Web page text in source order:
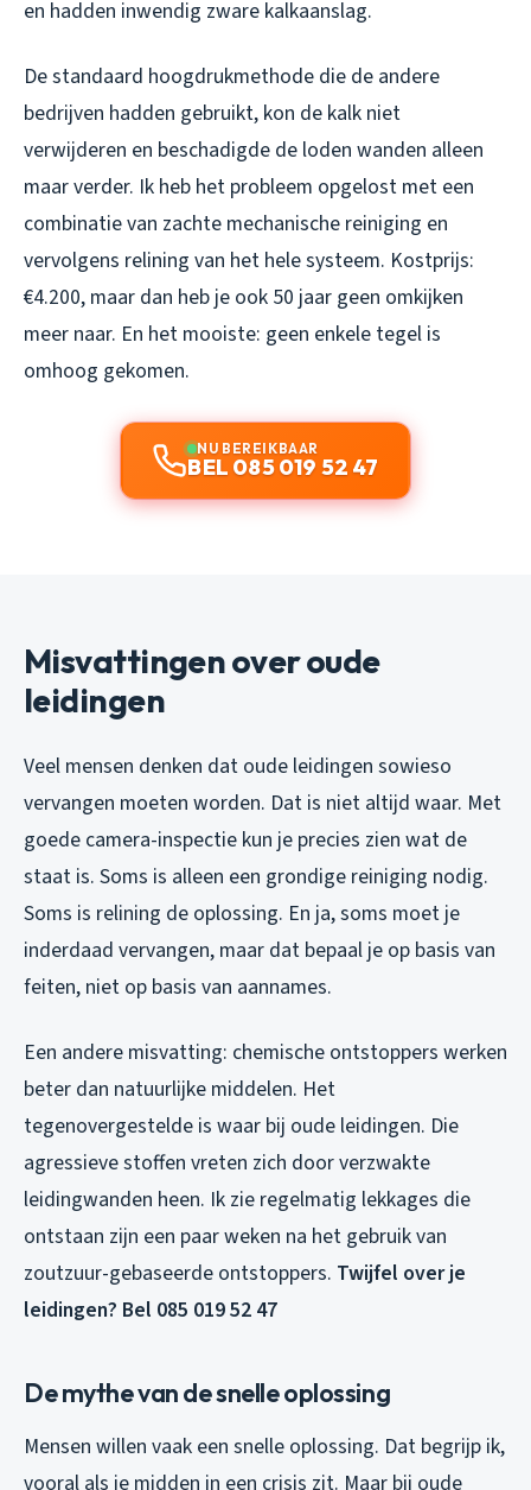
en hadden inwendig zware kalkaanslag.
De standaard hoogdrukmethode die de andere
bedrijven hadden gebruikt, kon de kalk niet
verwijderen en beschadigde de loden wanden alleen
maar verder. Ik heb het probleem opgelost met een
combinatie van zachte mechanische reiniging en
vervolgens relining van het hele systeem. Kostprijs:
€4.200, maar dan heb je ook 50 jaar geen omkijken
meer naar. En het mooiste: geen enkele tegel is
omhoog gekomen.
NU BEREIKBAAR
BEL 085 019 52 47
Misvattingen over oude
leidingen
Veel mensen denken dat oude leidingen sowieso
vervangen moeten worden. Dat is niet altijd waar. Met
goede camera-inspectie kun je precies zien wat de
staat is. Soms is alleen een grondige reiniging nodig.
Soms is relining de oplossing. En ja, soms moet je
inderdaad vervangen, maar dat bepaal je op basis van
feiten, niet op basis van aannames.
Een andere misvatting: chemische ontstoppers werken
beter dan natuurlijke middelen. Het
tegenovergestelde is waar bij oude leidingen. Die
agressieve stoffen vreten zich door verzwakte
leidingwanden heen. Ik zie regelmatig lekkages die
ontstaan zijn een paar weken na het gebruik van
zoutzuur-gebaseerde ontstoppers. Twijfel over je
leidingen? Bel 085 019 52 47
De mythe van de snelle oplossing
Mensen willen vaak een snelle oplossing. Dat begrijp ik,
vooral als je midden in een crisis zit. Maar bij oude